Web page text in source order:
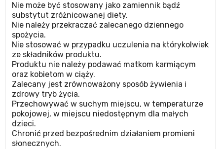
Nie może być stosowany jako zamiennik bądź
substytut zróżnicowanej diety.
Nie należy przekraczać zalecanego dziennego
spożycia.
Nie stosować w przypadku uczulenia na którykolwiek
ze składników produktu.
Produktu nie należy podawać matkom karmiącym
oraz kobietom w ciąży.
Zalecany jest zrównoważony sposób żywienia i
zdrowy tryb życia.
Przechowywać w suchym miejscu, w temperaturze
pokojowej, w miejscu niedostępnym dla małych
dzieci.
Chronić przed bezpośrednim działaniem promieni
słonecznych.